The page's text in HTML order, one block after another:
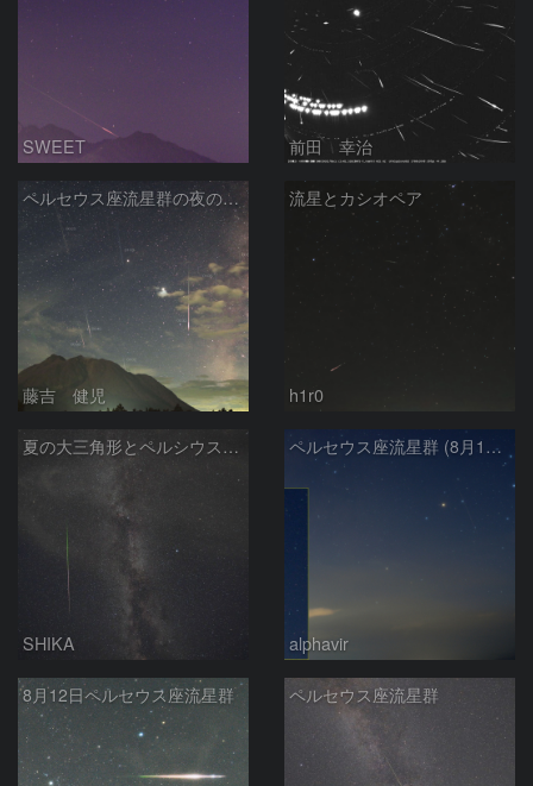
SWEET 前田 幸治
ペルセウス座流星群の夜の由布岳
藤吉 健児
流星とカシオペア
h1r0
夏の大三角形とペルシウス座流星
SHIKA
ペルセウス座流星群 (8月16日)
alphavir
8月12日ペルセウス座流星群 ペルセウス座流星群